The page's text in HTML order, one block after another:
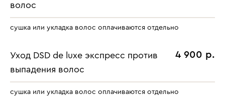
волос
сушка или укладка волос оплачиваются отдельно
Уход DSD de luxe экспресс против
выпадения волос
4 900 р.
сушка или укладка волос оплачиваются отдельно